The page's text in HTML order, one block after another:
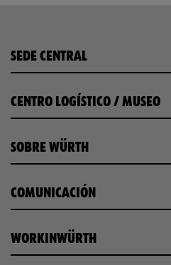
SEDE CENTRAL
CENTRO LOGÍSTICO / MUSEO
SOBRE WÜRTH
COMUNICACIÓN
WORKINWÜRTH